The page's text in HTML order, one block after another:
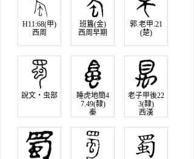
H11:68(甲)
西周
班簋(金)
西周早期
郭.老甲.21
(楚)
說文‧虫部
睡虎地簡4
7.49(隸)
秦
老子甲後22
3(隸)
西漢